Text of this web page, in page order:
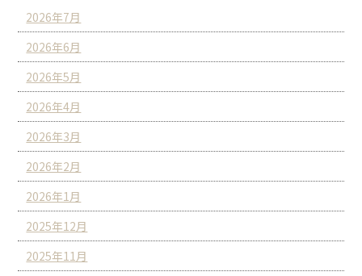
2026年7月
2026年6月
2026年5月
2026年4月
2026年3月
2026年2月
2026年1月
2025年12月
2025年11月